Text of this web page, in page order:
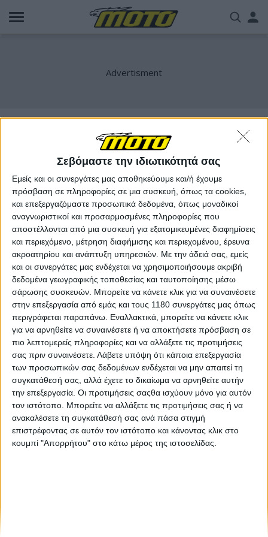
Σεβόμαστε την ιδιωτικότητά σας
Εμείς και οι συνεργάτες μας αποθηκεύουμε και/ή έχουμε
πρόσβαση σε πληροφορίες σε μια συσκευή, όπως τα cookies,
και επεξεργαζόμαστε προσωπικά δεδομένα, όπως μοναδικοί
αναγνωριστικοί και προσαρμοσμένες πληροφορίες που
αποστέλλονται από μια συσκευή για εξατομικευμένες διαφημίσεις
και περιεχόμενο, μέτρηση διαφήμισης και περιεχομένου, έρευνα
ακροατηρίου και ανάπτυξη υπηρεσιών. Με την άδειά σας, εμείς
και οι συνεργάτες μας ενδέχεται να χρησιμοποιήσουμε ακριβή
δεδομένα γεωγραφικής τοποθεσίας και ταυτοποίησης μέσω
σάρωσης συσκευών. Μπορείτε να κάνετε κλικ για να συναινέσετε
στην επεξεργασία από εμάς και τους 1180 συνεργάτες μας όπως
περιγράφεται παραπάνω. Εναλλακτικά, μπορείτε να κάνετε κλικ
για να αρνηθείτε να συναινέσετε ή να αποκτήσετε πρόσβαση σε
πιο λεπτομερείς πληροφορίες και να αλλάξετε τις προτιμήσεις
σας πριν συναινέσετε. Λάβετε υπόψη ότι κάποια επεξεργασία
των προσωπικών σας δεδομένων ενδέχεται να μην απαιτεί τη
συγκατάθεσή σας, αλλά έχετε το δικαίωμα να αρνηθείτε αυτήν
την επεξεργασία. Οι προτιμήσεις σαςθα ισχύουν μόνο για αυτόν
τον ιστότοπο. Μπορείτε να αλλάξετε τις προτιμήσεις σας ή να
ανακαλέσετε τη συγκατάθεσή σας ανά πάσα στιγμή
επιστρέφοντας σε αυτόν τον ιστότοπο και κάνοντας κλικ στο
κουμπί "Απορρήτου" στο κάτω μέρος της ιστοσελίδας.
Παράκαμψη
προς
Νέα Μοντέλα 17/11/2023
EICMA 2023: Segway Super Villain - Ακραίο
τετρακύλινδρο sport SSV με 240hp και με υβριδική
έκδοση 330hp!
Εν αρχή ήταν ο… Κακός (Villain), το πρώτο sport Side by Side
όχημα της κινεζικής Segway Powersports με κινητήρα 1.000
κ.εκ. και 105 hp. Τώρα όμως η εταιρεία τραβάει το σχοινί στα
άκρα με τον Σούπερ Κα...